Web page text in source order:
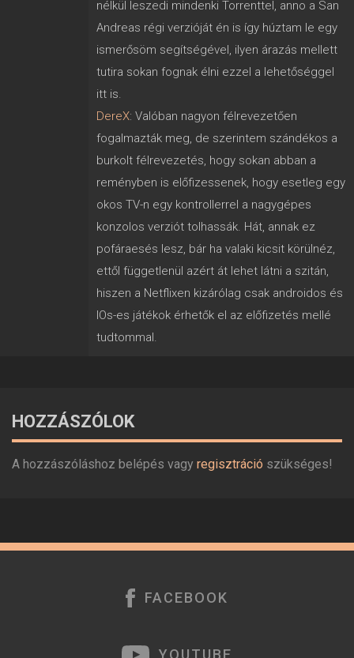
nélkül leszedi mindenki Torrenttel, anno a San
Andreas régi verzióját én is így húztam le egy
ismerősöm segítségével, ilyen árazás mellett
tutira sokan fognak élni ezzel a lehetőséggel
itt is.
DereX: Valóban nagyon félrevezetően
fogalmazták meg, de szerintem szándékos a
burkolt félrevezetés, hogy sokan abban a
reményben is előfizessenek, hogy esetleg egy
okos TV-n egy kontrollerrel a nagygépes
konzolos verziót tolhassák. Hát, annak ez
pofáraesés lesz, bár ha valaki kicsit körülnéz,
ettől függetlenül azért át lehet látni a szitán,
hiszen a Netflixen kizárólag csak androidos és
IOs-es játékok érhetők el az előfizetés mellé
tudtommal.
HOZZÁSZÓLOK
A hozzászóláshoz belépés vagy regisztráció szükséges!
FACEBOOK
YOUTUBE